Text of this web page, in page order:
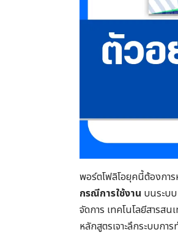
พอร์ตโฟลิโอยุคนี้ต้องการ
กรณีการใช้งาน บนระบ
จัดการ เทคโนโลยีสารส
หลักสูตรเจาะลึกระบบกา